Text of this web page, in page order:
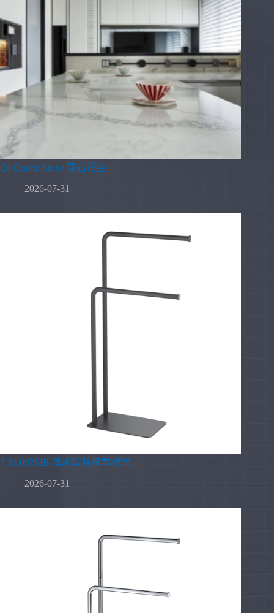
QJ Quartz Stone 闊石花色
2026-07-31
7.31.092MB 落地型雙桿置物架
2026-07-31